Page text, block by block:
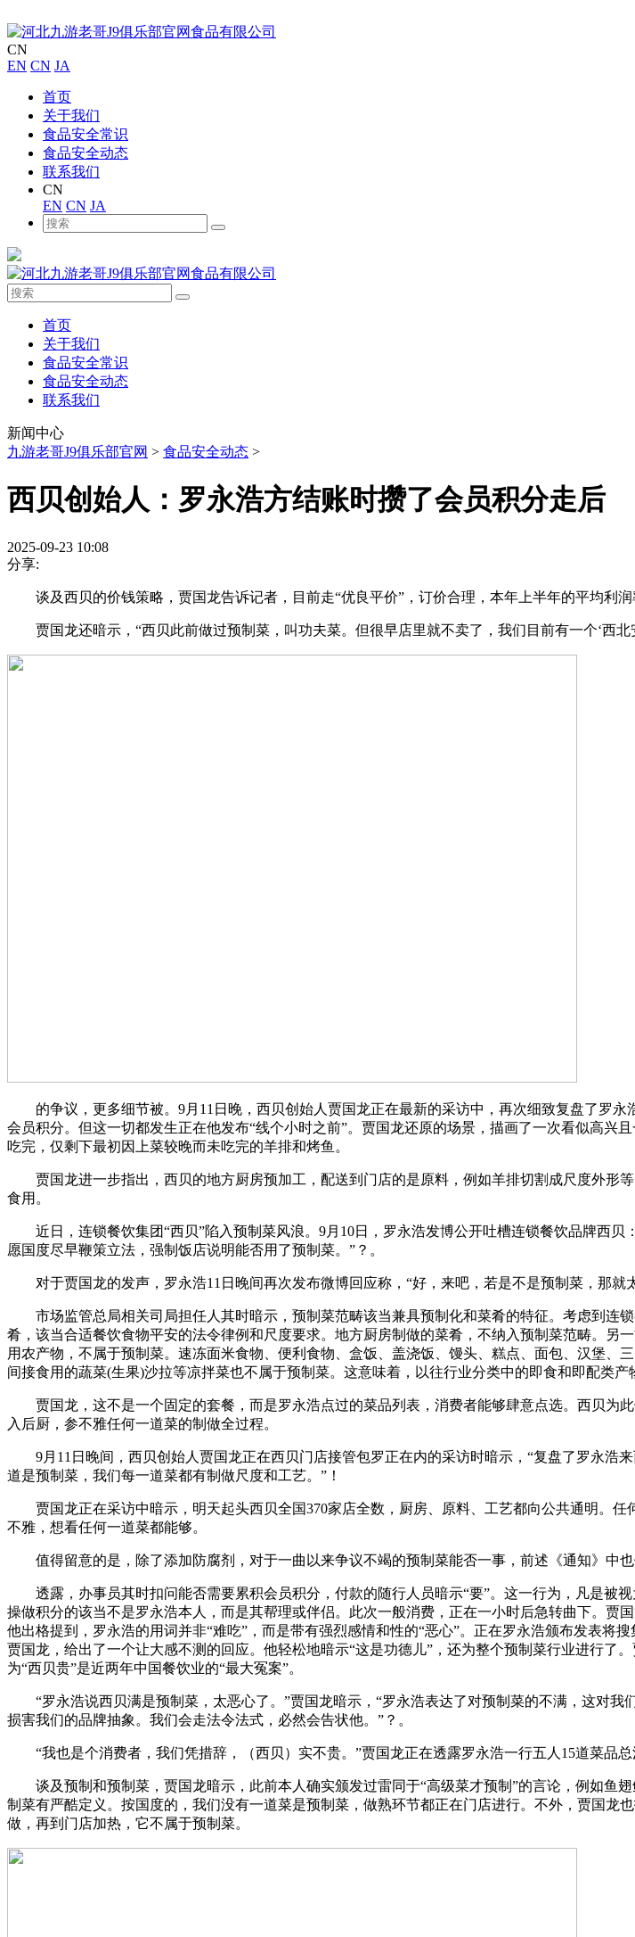
CN
EN CN JA
首页
关于我们
食品安全常识
食品安全动态
联系我们
CN
EN CN JA
首页
关于我们
食品安全常识
食品安全动态
联系我们
新闻中心
九游老哥J9俱乐部官网 > 食品安全动态 >
西贝创始人：罗永浩方结账时攒了会员积分走后
2025-09-23 10:08
分享:
谈及西贝的价钱策略，贾国龙告诉记者，目前走“优良平价”，订价合理，本年上半年的平均利润
贾国龙还暗示，“西贝此前做过预制菜，叫功夫菜。但很早店里就不卖了，我们目前有一个‘西北
的争议，更多细节被。9月11日晚，西贝创始人贾国龙正在最新的采访中，再次细致复盘了罗永
会员积分。但这一切都发生正在他发布“线个小时之前”。贾国龙还原的场景，描画了一次看似高兴
吃完，仅剩下最初因上菜较晚而未吃完的羊排和烤鱼。
贾国龙进一步指出，西贝的地方厨房预加工，配送到门店的是原料，例如羊排切割成尺度外形
食用。
近日，连锁餐饮集团“西贝”陷入预制菜风浪。9月10日，罗永浩发博公开吐槽连锁餐饮品牌西贝
愿国度尽早鞭策立法，强制饭店说明能否用了预制菜。”？。
对于贾国龙的发声，罗永浩11日晚间再次发布微博回应称，“好，来吧，若是不是预制菜，那就
市场监管总局相关司局担任人其时暗示，预制菜范畴该当兼具预制化和菜肴的特征。考虑到连
肴，该当合适餐饮食物平安的法令律例和尺度要求。地方厨房制做的菜肴，不纳入预制菜范畴。
用农产物，不属于预制菜。速冻面米食物、便利食物、盒饭、盖浇饭、馒头、糕点、面包、汉堡
间接食用的蔬菜(生果)沙拉等凉拌菜也不属于预制菜。这意味着，以往行业分类中的即食和即配类产
贾国龙，这不是一个固定的套餐，而是罗永浩点过的菜品列表，消费者能够肆意点选。西贝为
入后厨，参不雅任何一道菜的制做全过程。
9月11日晚间，西贝创始人贾国龙正在西贝门店接管包罗正在内的采访时暗示，“复盘了罗永浩
道是预制菜，我们每一道菜都有制做尺度和工艺。”！
贾国龙正在采访中暗示，明天起头西贝全国370家店全数，厨房、原料、工艺都向公共通明。任
不雅，想看任何一道菜都能够。
值得留意的是，除了添加防腐剂，对于一曲以来争议不竭的预制菜能否一事，前述《通知》中
透露，办事员其时扣问能否需要累积会员积分，付款的随行人员暗示“要”。这一行为，凡是被
操做积分的该当不是罗永浩本人，而是其帮理或伴侣。此次一般消费，正在一小时后急转曲下。贾
他出格提到，罗永浩的用词并非“难吃”，而是带有强烈感情和性的“恶心”。正在罗永浩颁布发表
贾国龙，给出了一个让大感不测的回应。他轻松地暗示“这是功德儿”，还为整个预制菜行业进行
为“西贝贵”是近两年中国餐饮业的“最大冤案”。
“罗永浩说西贝满是预制菜，太恶心了。”贾国龙暗示，“罗永浩表达了对预制菜的不满，这对我
损害我们的品牌抽象。我们会走法令法式，必然会告状他。”？。
“我也是个消费者，我们凭措辞，（西贝）实不贵。”贾国龙正在透露罗永浩一行五人15道菜品总
谈及预制和预制菜，贾国龙暗示，此前本人确实颁发过雷同于“高级菜才预制”的言论，例如鱼
制菜有严酷定义。按国度的，我们没有一道菜是预制菜，做熟环节都正在门店进行。不外，贾国
做，再到门店加热，它不属于预制菜。